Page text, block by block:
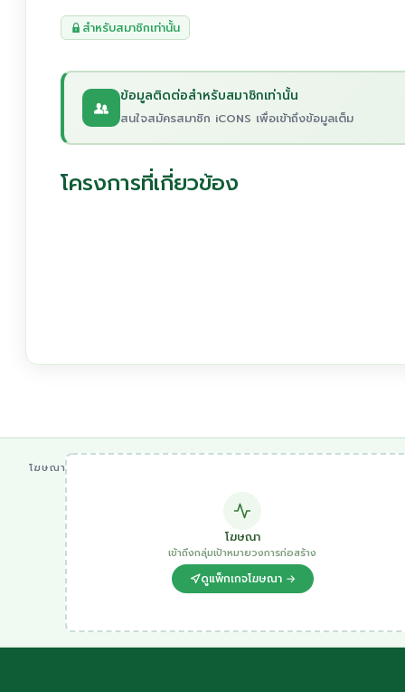
สำหรับสมาชิกเท่านั้น
ข้อมูลติดต่อสำหรับสมาชิกเท่านั้น
สนใจสมัครสมาชิก iCONS เพื่อเข้าถึงข้อมูลเต็ม
โครงการที่เกี่ยวข้อง
โฆษณา
โฆษณา
เข้าถึงกลุ่มเป้าหมายวงการก่อสร้าง
ดูแพ็กเกจโฆษณา →